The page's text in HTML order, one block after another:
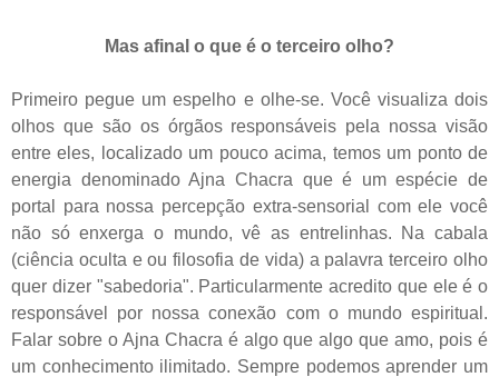
Mas afinal o que é o terceiro olho?
Primeiro pegue um espelho e olhe-se. Você visualiza dois
olhos que são os órgãos responsáveis pela nossa visão
entre eles, localizado um pouco acima, temos um ponto de
energia denominado Ajna Chacra que é um espécie de
portal para nossa percepção extra-sensorial com ele você
não só enxerga o mundo, vê as entrelinhas. Na cabala
(ciência oculta e ou filosofia de vida) a palavra terceiro olho
quer dizer "sabedoria". Particularmente acredito que ele é o
responsável por nossa conexão com o mundo espiritual.
Falar sobre o Ajna Chacra é algo que algo que amo, pois é
um conhecimento ilimitado. Sempre podemos aprender um